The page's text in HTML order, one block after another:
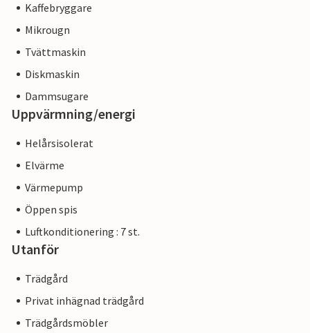
Kaffebryggare
Mikrougn
Tvättmaskin
Diskmaskin
Dammsugare
Uppvärmning/energi
Helårsisolerat
Elvärme
Värmepump
Öppen spis
Luftkonditionering : 7 st.
Utanför
Trädgård
Privat inhägnad trädgård
Trädgårdsmöbler